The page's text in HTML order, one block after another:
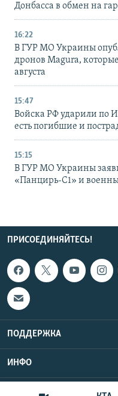
Донбасса в обмен на
16:22
В ГУР МО Украины
дронов Magura,
августа
15:47
Войска РФ ударили по
есть погибшие и
15:15
В ГУР МО Украины
«Панцирь-С1» и
ПРИСОЕДИНЯЙТЕСЬ!
ПОДДЕРЖКА
ИНФО